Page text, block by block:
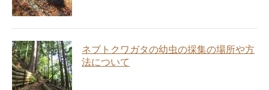
ネブトクワガタの幼虫の採集の場所や方
法について